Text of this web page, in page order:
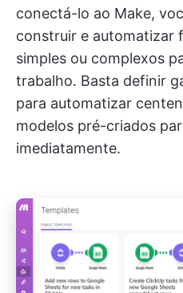
conectá-lo ao Make,
construir e automatizar
simples ou complexos
trabalho. Basta definir
para automatizar
modelos pré-criados
imediatamente.